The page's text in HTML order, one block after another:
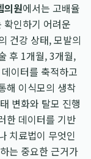
의원에서는 고배율
확인하기 어려운
건강 상태, 모발의
후 1개월, 3개월,
이터를 축적하고
해 이식모의 생착
변화와 탈모 진행
한 데이터를 기반
치료법이 무엇인
는 중요한 근거가